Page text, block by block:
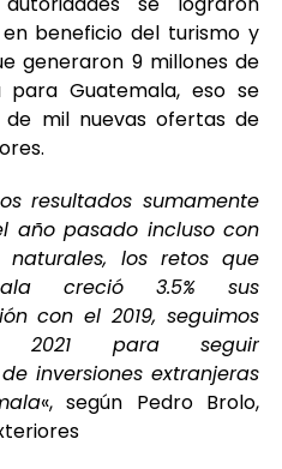
beneficio del turismo y
generaron 9 millones de
Guatemala, eso se
mil nuevas ofertas de
resultados sumamente
año pasado incluso con
los retos que
creció 3.5% sus
con el 2019, seguimos
2021 para seguir
inversiones extranjeras
«, según Pedro Brolo,